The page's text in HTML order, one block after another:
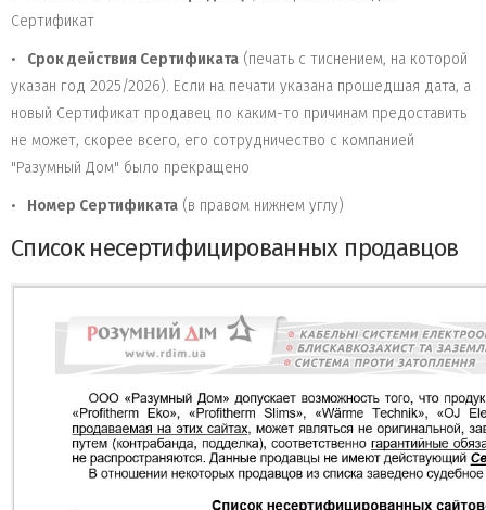
Сертификат
Срок действия Сертификата (печать с тиснением, на которой
указан год 2025/2026). Если на печати указана прошедшая дата, а
новый Сертификат продавец по каким-то причинам предоставить
не может, скорее всего, его сотрудничество с компанией
"Разумный Дом" было прекращено
Номер Сертификата (в правом нижнем углу)
Список несертифицированных продавцов